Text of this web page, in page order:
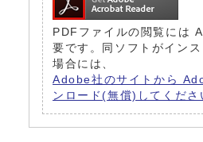
PDFファイルの閲覧には
要です。同ソフトがイン
場合には、
Adobe社のサイトから
ンロード(無償)してくださ